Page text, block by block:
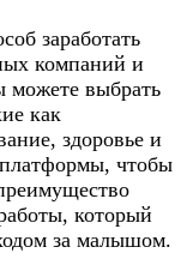
заработать
компаний и
можете выбрать
как
здоровье и
чтобы
который
за малышом.